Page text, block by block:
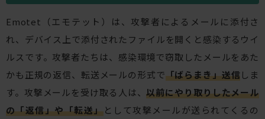
Emotet（エモテット）は、攻撃者によるメールに添付さ
れ、デバイス上で添付されたファイルを開くと感染するウイ
ルスです。攻撃者たちは、感染環境で窃取したメールをあた
かも正規の返信、転送メールの形式で「ばらまき」送信しま
す。攻撃メールを受け取る人は、以前にやり取りしたメール
の「返信」や「転送」として攻撃メールが送られてくるの